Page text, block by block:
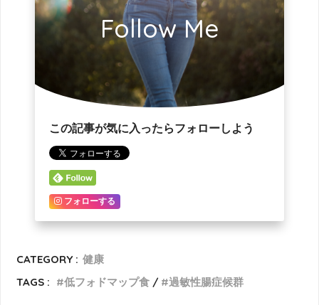
Follow Me
この記事が気に入ったらフォローしよう
フォローする
CATEGORY : 健康
TAGS :
低フォドマップ食 過敏性腸症候群